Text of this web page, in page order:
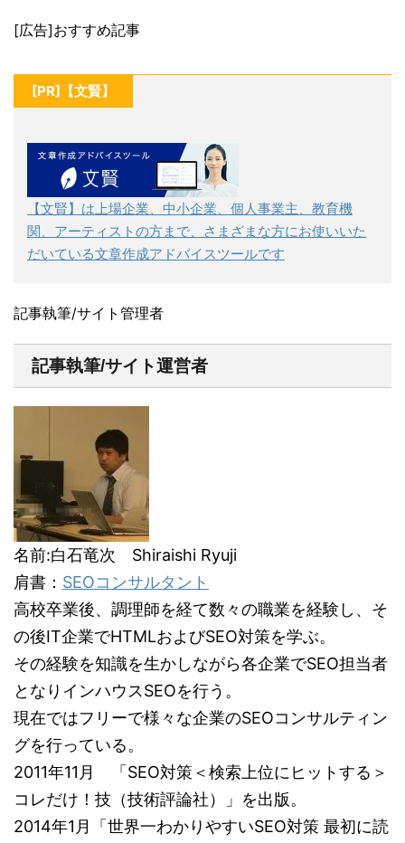
[広告]おすすめ記事
[PR]【文賢】
【文賢】は上場企業、中小企業、個人事業主、教育機
関、アーティストの方まで、さまざまな方にお使いいた
だいている文章作成アドバイスツールです
記事執筆/サイト管理者
記事執筆/サイト運営者
名前:白石竜次 Shiraishi Ryuji
肩書： SEOコンサルタント
高校卒業後、調理師を経て数々の職業を経験し、そ
の後IT企業でHTMLおよびSEO対策を学ぶ。
その経験を知識を生かしながら各企業でSEO担当者
となりインハウスSEOを行う。
現在ではフリーで様々な企業のSEOコンサルティン
グを行っている。
2011年11月 「SEO対策＜検索上位にヒットする＞
コレだけ！技（技術評論社）」を出版。
2014年1月「世界一わかりやすいSEO対策 最初に読